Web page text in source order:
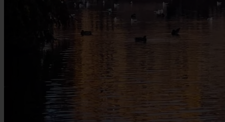
Newsletter • 2 min. czytania